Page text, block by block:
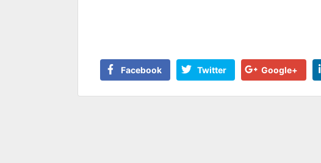
Facebook Twitter Google+